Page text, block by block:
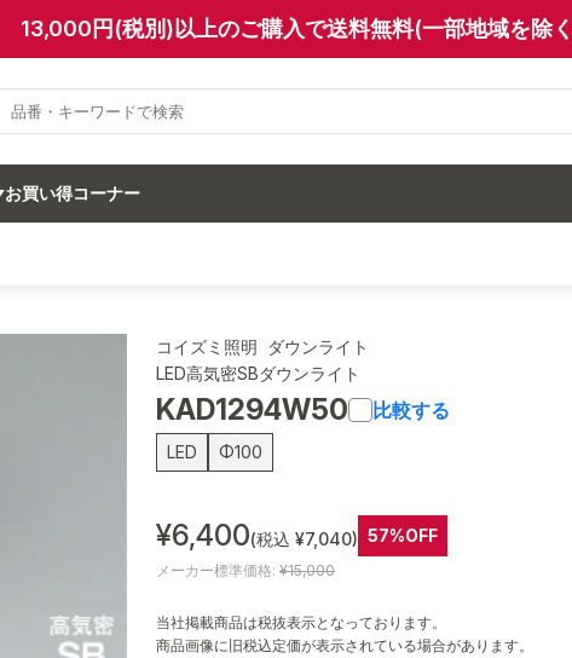
13,000円(税別)以上のご購入で送料無料(一部地域を除
お買い得コーナー
コイズミ照明 ダウンライト
LED高気密SBダウンライト
KAD1294W50 比較する
LED Φ100
¥6,400(税込 ¥7,040) 57%OFF
メーカー標準価格: ¥15,000
当社掲載商品は税抜表示となっております。
商品画像に旧税込定価が表示されている場合があります。